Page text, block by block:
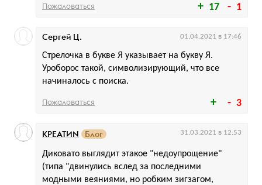
17 1
Пожаловаться
3
Стрелочка в букве Я указывает на букву Я.
Уроборос такой, символизирующий, что все
начиналось с поиска.
Сергей Ц. 01.04.2021 в 17:46
Пожаловаться
Диковато выглядит этакое "недоупрощение"
(типа "двинулись вслед за последними
модными веяниями, но робким зигзагом,
КРЕАТИN Блог 31.03.2021 в 12:53